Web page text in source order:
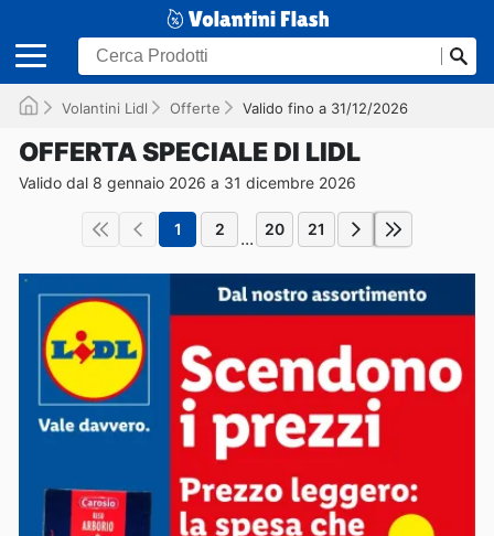
Volantini Lidl Offerte Valido fino a 31/12/2026
OFFERTA SPECIALE DI LIDL
Valido dal 8 gennaio 2026 a 31 dicembre 2026
1 2 ... 20 21